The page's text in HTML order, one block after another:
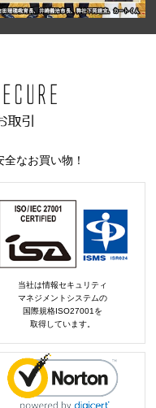
なお買い物！
当社は情報セキュリティ
マネジメントシステムの
国際規格ISO27001を
取得しています。